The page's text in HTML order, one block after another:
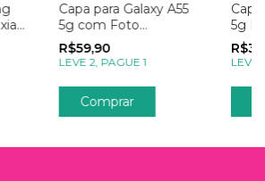
Capa para Galaxy A55
5g com Foto
Momentos Polaroid
R$59,90
LEVE 2, PAGUE 1
5g
Na
LEVE